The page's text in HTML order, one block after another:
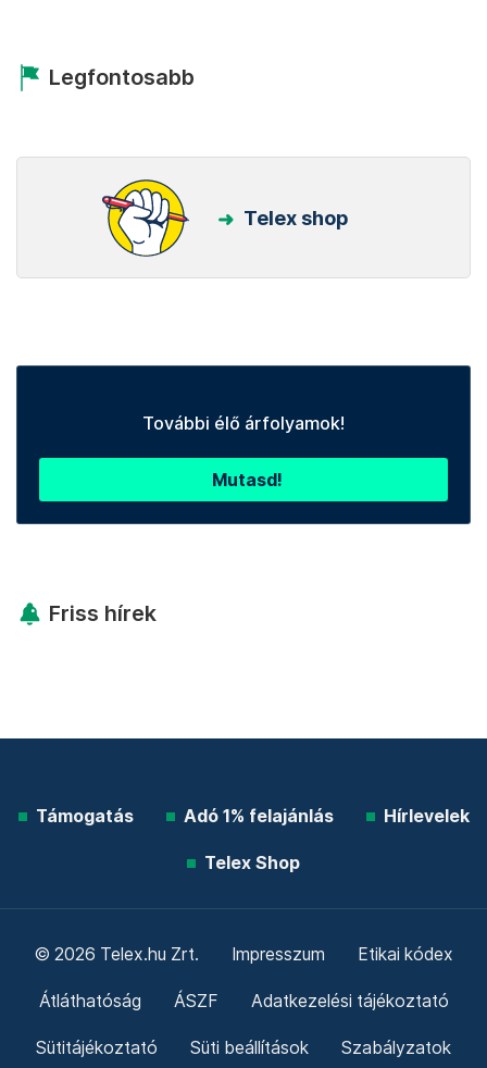
Legfontosabb
Telex shop
További élő árfolyamok!
Mutasd!
Friss hírek
Támogatás Adó 1% felajánlás Hírlevelek
Telex Shop
© 2026 Telex.hu Zrt. Impresszum Etikai kódex
Átláthatóság ÁSZF Adatkezelési tájékoztató
Sütitájékoztató Süti beállítások Szabályzatok